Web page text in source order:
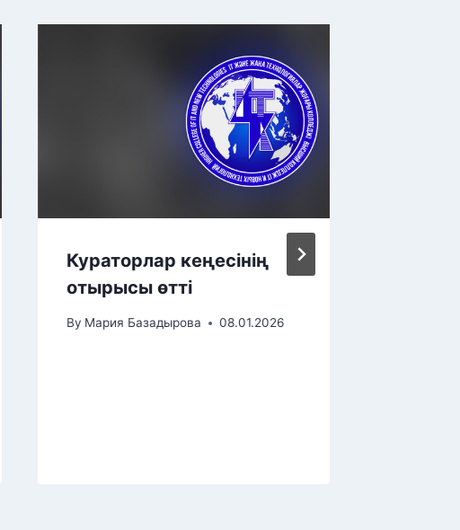
Кураторлар кеңесінің
отырысы өтті
By Мария Базадырова 08.01.2026